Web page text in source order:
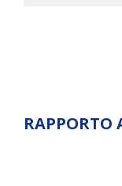
RAPPORTO